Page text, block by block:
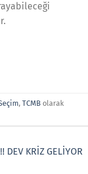
,TCMB olarak
DEV KRİZ GELİYOR